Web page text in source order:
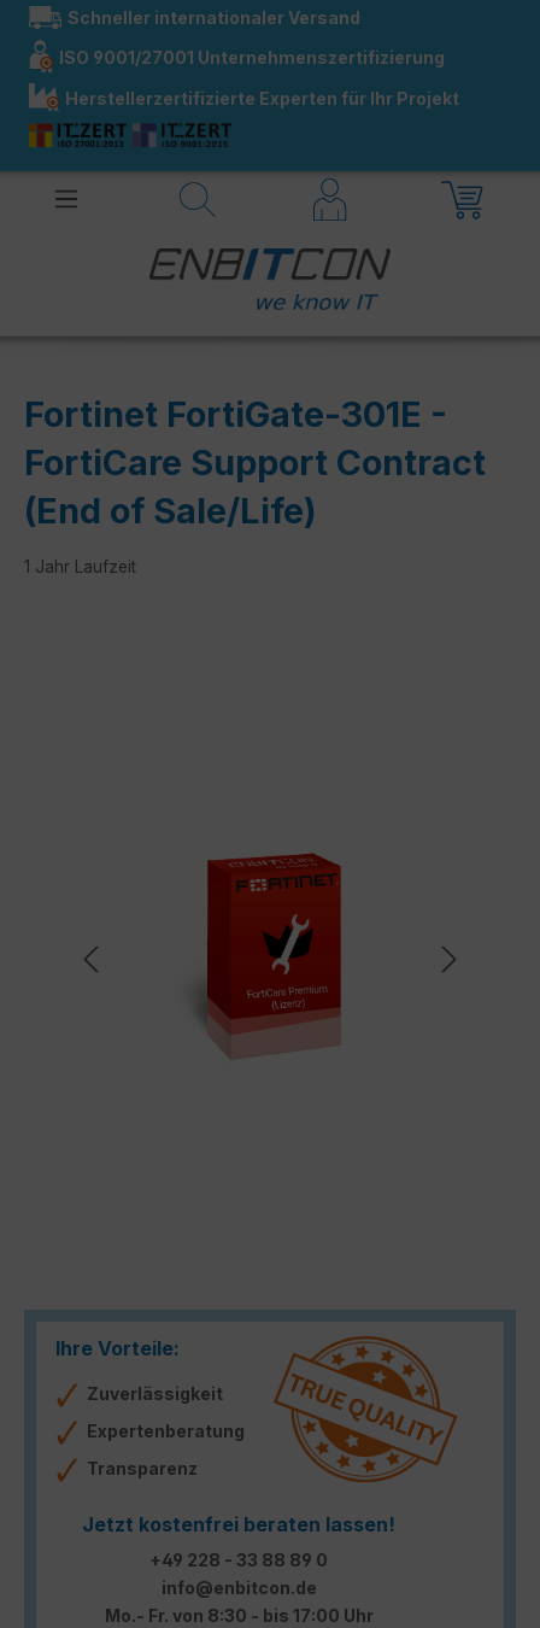
springen
Schneller internationaler Versand
ISO 9001/27001 Unternehmenszertifizierung
Herstellerzertifizierte Experten für Ihr Projekt
Fortinet FortiGate-301E -
FortiCare Support Contract
(End of Sale/Life)
1 Jahr Laufzeit
Ihre Vorteile:
Zuverlässigkeit
Expertenberatung
Transparenz
Jetzt kostenfrei beraten lassen!
+49 228 - 33 88 89 0
info@enbitcon.de
Mo.- Fr. von 8:30 - bis 17:00 Uhr